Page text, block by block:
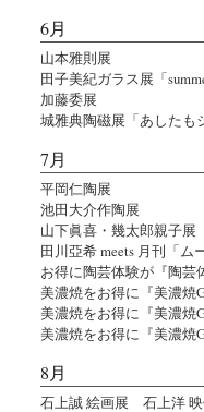
6月
山本雅則展
田子美紀ガラス展「
加藤委展
城雅典陶磁展「あしたも
7月
平岡仁陶展
池田大介作陶展
山下眞喜・幾太郎親子展
田川亞希 meets 月刊「ム
お得に陶芸体験が『陶芸
美濃焼をお得に『美濃焼
美濃焼をお得に『美濃焼
美濃焼をお得に『美濃焼
8月
石上誠 絵画展 石上洋